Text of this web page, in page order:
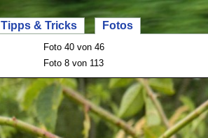
Tipps & Tricks Fotos
Foto 40 von 46
Foto 8 von 113